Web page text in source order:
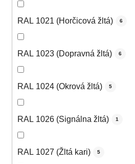
RAL 1021 (Horčicová žltá) 6
RAL 1023 (Dopravná žltá) 6
RAL 1024 (Okrová žltá) 5
RAL 1026 (Signálna žltá) 1
RAL 1027 (Žltá kari) 5